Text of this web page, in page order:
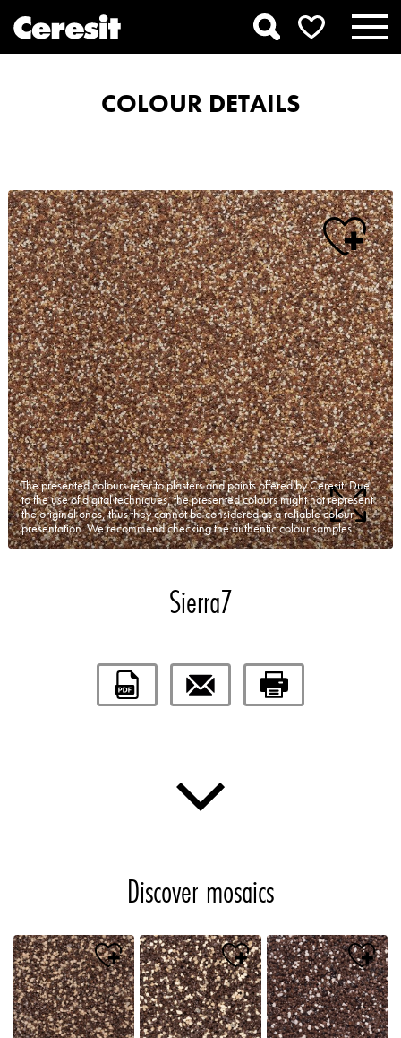
COLOUR DETAILS
The presented colours refer to plasters and paints offered by Ceresit. Due
to the use of digital techniques, the presented colours might not represent
the original ones, thus they cannot be considered as a reliable colour
presentation. We recommend checking the authentic colour samples.
Sierra7
Discover mosaics